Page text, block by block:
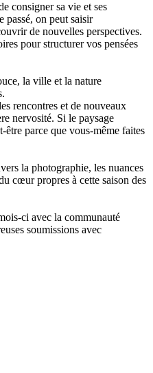
consigner sa vie et ses
passé, on peut saisir
de nouvelles perspectives.
pour structurer vos pensées
la ville et la nature
rencontres et de nouveaux
nervosité. Si le paysage
parce que vous-même faites
la photographie, les nuances
cœur propres à cette saison des
ci avec la communauté
soumissions avec